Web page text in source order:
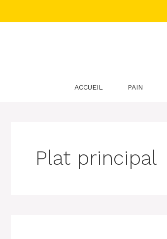
ACCUEIL PAIN
Plat principal